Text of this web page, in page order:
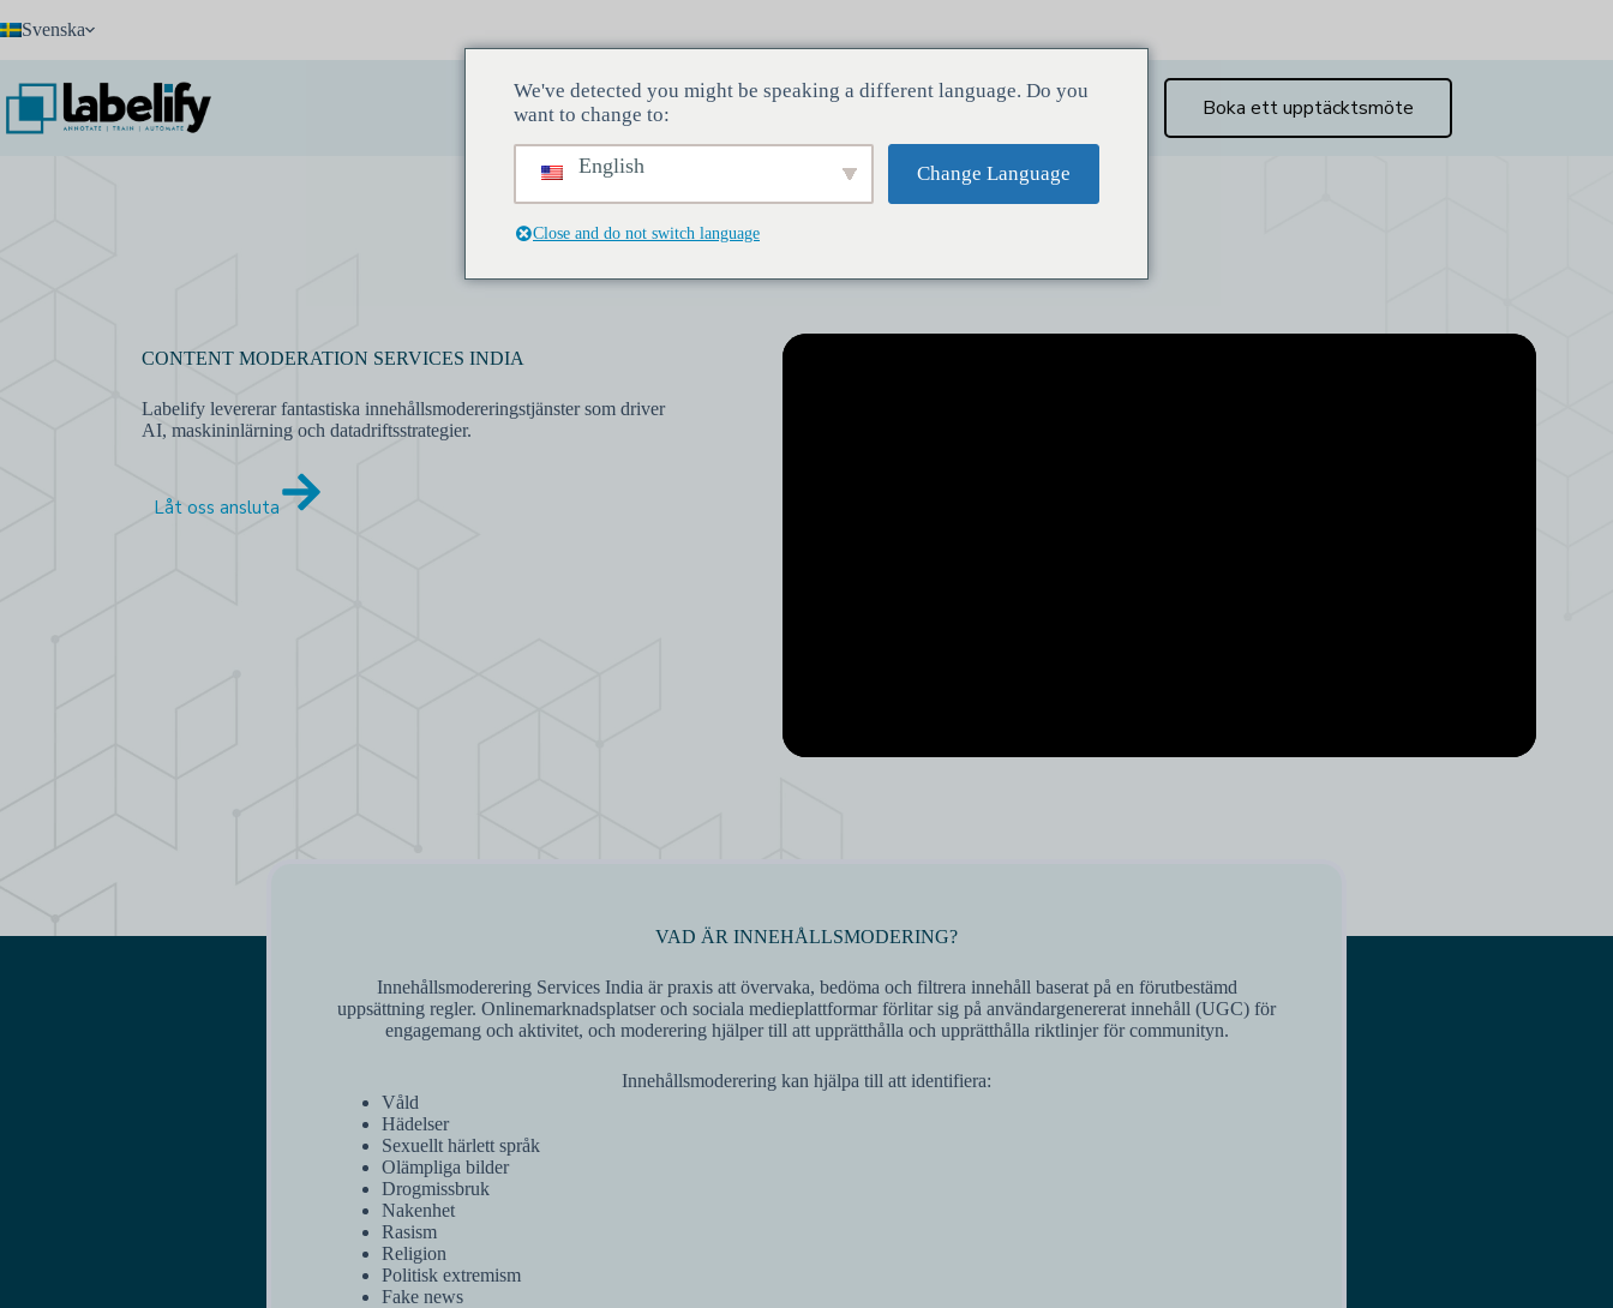
till Svenska
Branscher Tjänster Boka ett upptäcktsmöte
CONTENT MODERATION SERVICES INDIA
Labelify levererar fantastiska innehållsmodereringstjänster som driver
AI, maskininlärning och datadriftsstrategier.
Låt oss ansluta
VAD ÄR INNEHÅLLSMODERING?
Innehållsmoderering Services India är praxis att övervaka, bedöma och filtrera innehåll baserat på en förutbestämd
uppsättning regler. Onlinemarknadsplatser och sociala medieplattformar förlitar sig på användargenererat innehåll (UGC) för
engagemang och aktivitet, och moderering hjälper till att upprätthålla och upprätthålla riktlinjer för communityn.
Innehållsmoderering kan hjälpa till att identifiera:
Våld
Hädelser
Sexuellt härlett språk
Olämpliga bilder
Drogmissbruk
Nakenhet
Rasism
Religion
Politisk extremism
Fake news
We've detected you might be speaking a different language. Do you
want to change to:
English Change Language
Close and do not switch language